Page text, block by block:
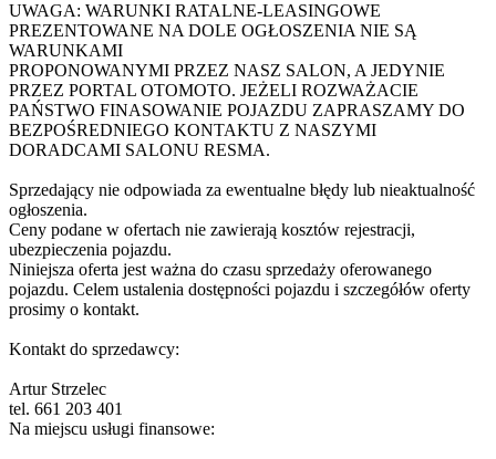
UWAGA: WARUNKI RATALNE-LEASINGOWE
PREZENTOWANE NA DOLE OGŁOSZENIA NIE SĄ
WARUNKAMI
PROPONOWANYMI PRZEZ NASZ SALON, A JEDYNIE
PRZEZ PORTAL OTOMOTO. JEŻELI ROZWAŻACIE
PAŃSTWO FINASOWANIE POJAZDU ZAPRASZAMY DO
BEZPOŚREDNIEGO KONTAKTU Z NASZYMI
DORADCAMI SALONU RESMA.
Sprzedający nie odpowiada za ewentualne błędy lub nieaktualność
ogłoszenia.
Ceny podane w ofertach nie zawierają kosztów rejestracji,
ubezpieczenia pojazdu.
Niniejsza oferta jest ważna do czasu sprzedaży oferowanego
pojazdu. Celem ustalenia dostępności pojazdu i szczegółów oferty
prosimy o kontakt.
Kontakt do sprzedawcy:
Artur Strzelec
tel. 661 203 401
Na miejscu usługi finansowe: